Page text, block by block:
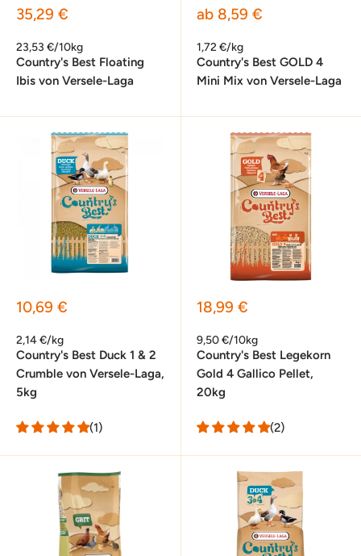
Sonderpreis
35,29 €
23,53 €/10kg
Country's Best Floating
Ibis von Versele-Laga
Sonderpreis
ab 8,59 €
1,72 €/kg
Country's Best GOLD 4
Mini Mix von Versele-Laga
Sonderpreis
10,69 €
2,14 €/kg
Country's Best Duck 1 & 2
Crumble von Versele-Laga,
5kg
(1)
Sonderpreis
18,99 €
9,50 €/10kg
Country's Best Legekorn
Gold 4 Gallico Pellet,
20kg
(2)